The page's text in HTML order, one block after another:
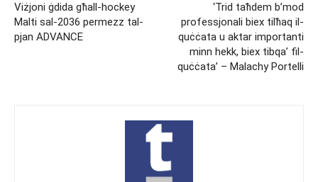
Viżjoni ġdida għall-hockey
Malti sal-2036 permezz tal-
pjan ADVANCE
‘Trid taħdem b’mod
professjonali biex tilħaq il-
quċċata u aktar importanti
minn hekk, biex tibqa’ fil-
quċċata’ – Malachy Portelli